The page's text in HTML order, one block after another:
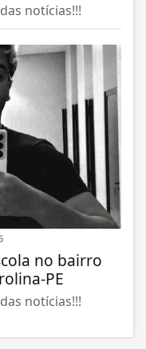
notícias!!!
no bairro
PE
notícias!!!